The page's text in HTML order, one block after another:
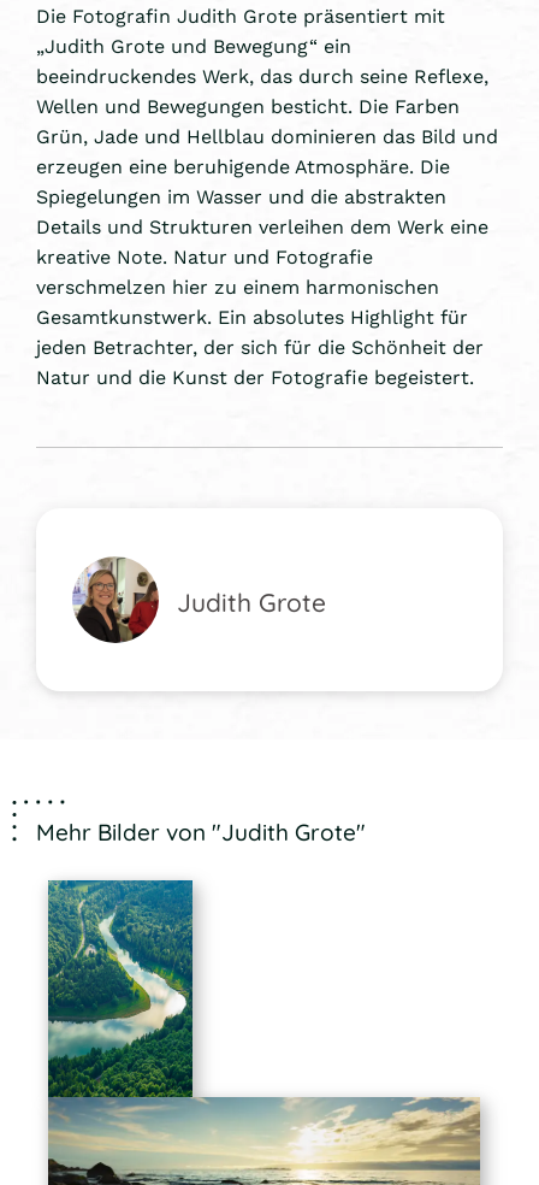
Die Fotografin Judith Grote präsentiert mit
„Judith Grote und Bewegung“ ein
beeindruckendes Werk, das durch seine Reflexe,
Wellen und Bewegungen besticht. Die Farben
Grün, Jade und Hellblau dominieren das Bild und
erzeugen eine beruhigende Atmosphäre. Die
Spiegelungen im Wasser und die abstrakten
Details und Strukturen verleihen dem Werk eine
kreative Note. Natur und Fotografie
verschmelzen hier zu einem harmonischen
Gesamtkunstwerk. Ein absolutes Highlight für
jeden Betrachter, der sich für die Schönheit der
Natur und die Kunst der Fotografie begeistert.
Judith Grote
Mehr Bilder von "Judith Grote"